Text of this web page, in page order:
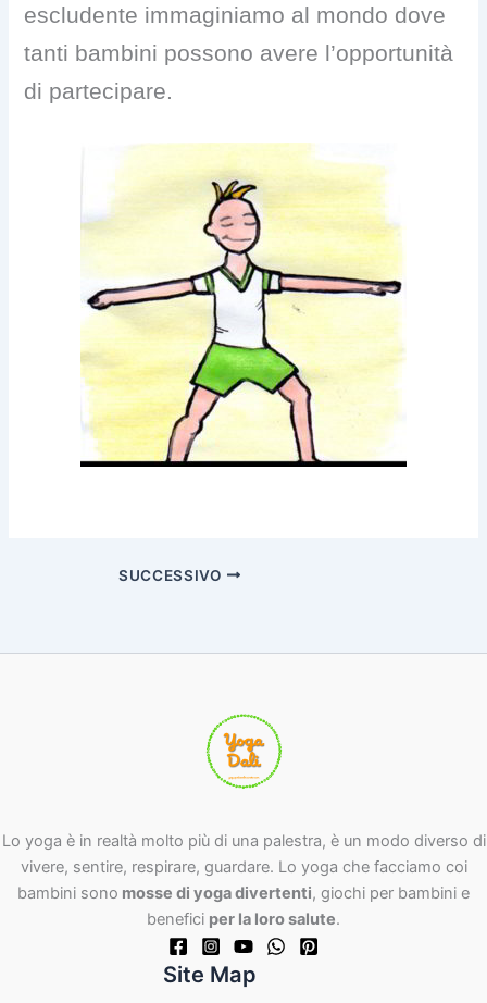
escludente immaginiamo al mondo dove
tanti bambini possono avere l’opportunità
di partecipare.
SUCCESSIVO
Lo yoga è in realtà molto più di una palestra, è un modo diverso di
vivere, sentire, respirare, guardare. Lo yoga che facciamo coi
bambini sono mosse di yoga divertenti, giochi per bambini e
benefici per la loro salute.
Site Map